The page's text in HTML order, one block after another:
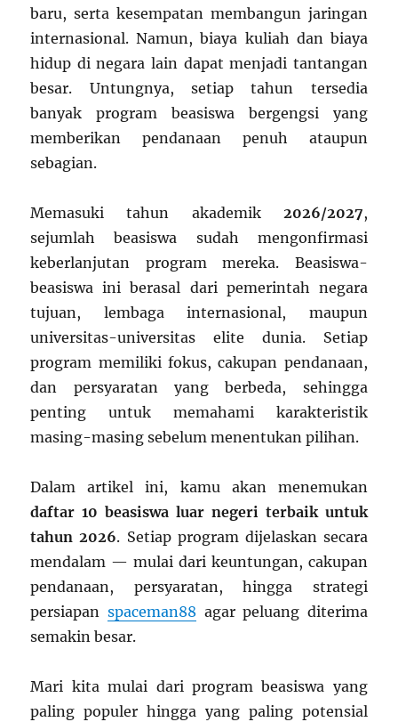
baru, serta kesempatan membangun jaringan
internasional. Namun, biaya kuliah dan biaya
hidup di negara lain dapat menjadi tantangan
besar. Untungnya, setiap tahun tersedia
banyak program beasiswa bergengsi yang
memberikan pendanaan penuh ataupun
sebagian.
Memasuki tahun akademik 2026/2027,
sejumlah beasiswa sudah mengonfirmasi
keberlanjutan program mereka. Beasiswa-
beasiswa ini berasal dari pemerintah negara
tujuan, lembaga internasional, maupun
universitas-universitas elite dunia. Setiap
program memiliki fokus, cakupan pendanaan,
dan persyaratan yang berbeda, sehingga
penting untuk memahami karakteristik
masing-masing sebelum menentukan pilihan.
Dalam artikel ini, kamu akan menemukan
daftar 10 beasiswa luar negeri terbaik untuk
tahun 2026. Setiap program dijelaskan secara
mendalam — mulai dari keuntungan, cakupan
pendanaan, persyaratan, hingga strategi
persiapan spaceman88 agar peluang diterima
semakin besar.
Mari kita mulai dari program beasiswa yang
paling populer hingga yang paling potensial